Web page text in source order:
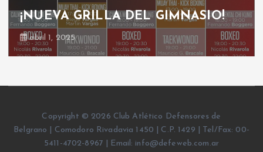
¡NUEVA GRILLA DEL GIMNASIO!
abril 1, 2025
Copyright © 2026 Club Atlético Defensores de
Belgrano | Comodoro Rivadavia 1450 | C.P. 1429 | Tel/Fax: 00-
5411-4702-8967 | Email: info@defeweb.com.ar